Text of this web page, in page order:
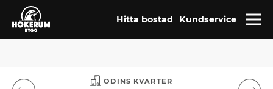
Hitta bostad Kundservice
ODINS KVARTER